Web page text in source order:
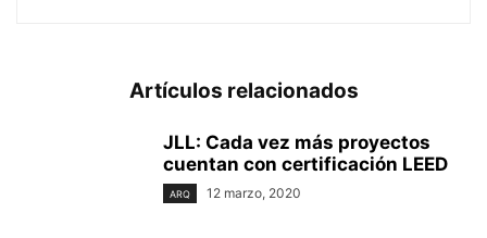
Artículos relacionados
JLL: Cada vez más proyectos
cuentan con certificación LEED
ARQ 12 marzo, 2020